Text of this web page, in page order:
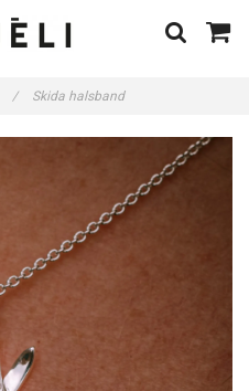
/ Skida halsband